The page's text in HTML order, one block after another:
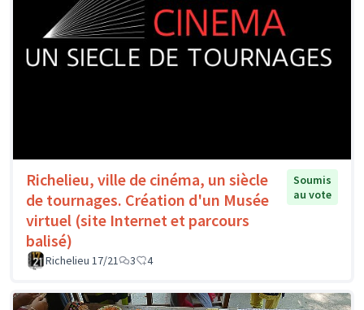
Richelieu, ville de cinéma, un siècle
de tournages. Création d'un Musée
virtuel (site Internet et parcours
balisé)
Soumis
au vote
Richelieu 17/21 3 4